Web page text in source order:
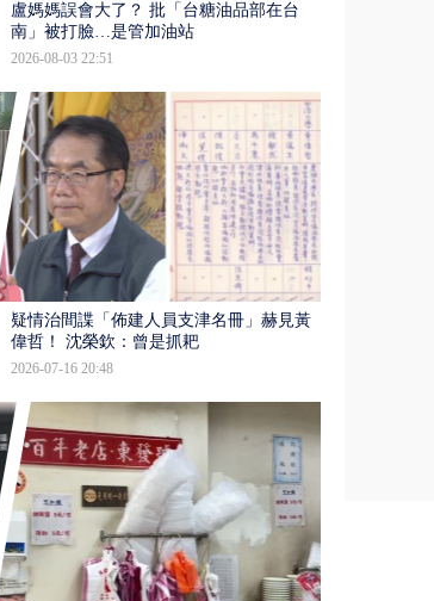
盧媽媽誤會大了？ 批「台糖油品部在台
南」被打臉…是管加油站
2026-08-03 22:51
疑情治間諜「佈建人員支津名冊」赫見黃
偉哲！ 沈榮欽：曾是抓耙
2026-07-16 20:48